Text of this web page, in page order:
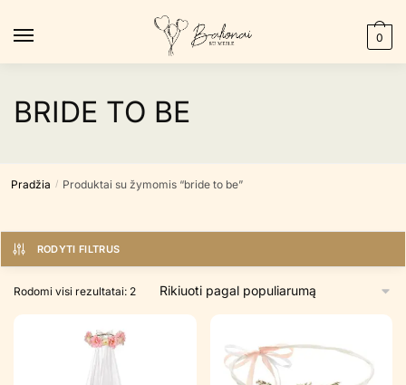
0
BRIDE TO BE
Pradžia / Produktai su žymomis “bride to be”
RODYTI FILTRUS
Rodomi visi rezultatai: 2Rūšiuojama
populiarumą